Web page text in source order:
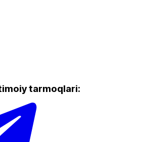
tarmoqlari: